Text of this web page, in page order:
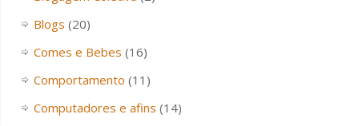
Blogs (20)
Comes e Bebes (16)
Comportamento (11)
Computadores e afins (14)